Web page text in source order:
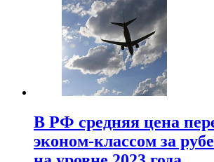
В РФ средняя цена
эконом-классом за